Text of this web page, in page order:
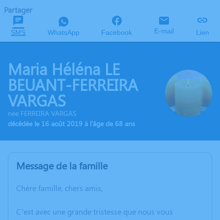
Partager
SMS WhatsApp Facebook E-mail Lien
Maria Héléna LE
BEUANT-FERREIRA
VARGAS
née FERREIRA VARGAS
décédée le 16 août 2019 à l'âge de 68 ans
Message de la famille
Chère famille, chers amis,
C’est avec une grande tristesse que nous vous